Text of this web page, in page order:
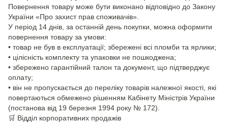
Повернення товару може бути виконано відповідно до Закону
України «Про захист прав споживачів».
У період 14 днів, за останній день покупки, можна оформити
повернення товару за умови:
• товар не був в експлуатації; збережені всі пломби та ярлики;
• цілісність комплекту та упаковки не пошкоджена;
• збережено гарантійний талон та документ, що підтверджує
оплату;
• він не пропускається до переліку товарів належної якості, які
повертаються обмежено рішенням Кабінету Міністрів України
(постанова від 19 березня 1994 року № 172).
🛒 Відділ корпоративних продажів